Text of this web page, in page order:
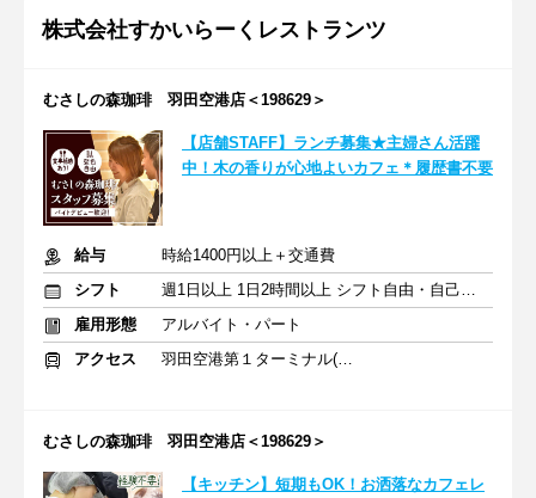
株式会社すかいらーくレストランツ
むさしの森珈琲 羽田空港店＜198629＞
【店舗STAFF】ランチ募集★主婦さん活躍
中！木の香りが心地よいカフェ＊履歴書不要
給与
時給1400円以上＋交通費
シフト
週1日以上 1日2時間以上 シフト自由・自己申告
雇用形態
アルバイト・パート
アクセス
羽田空港第１ターミナル(東京モノレール・ＪＡＬ利用)駅 徒歩3分
むさしの森珈琲 羽田空港店＜198629＞
【キッチン】短期もOK！お洒落なカフェレ